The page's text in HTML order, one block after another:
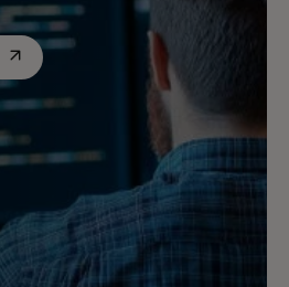
s’ouvre dans un nouvel onglet